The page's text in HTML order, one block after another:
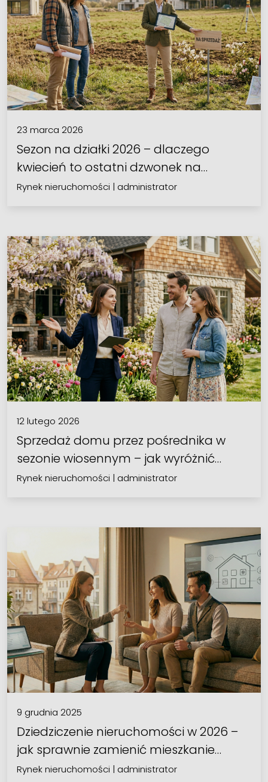
23 marca 2026
Sezon na działki 2026 – dlaczego
kwiecień to ostatni dzwonek na…
Rynek nieruchomości | administrator
12 lutego 2026
Sprzedaż domu przez pośrednika w
sezonie wiosennym – jak wyróżnić…
Rynek nieruchomości | administrator
9 grudnia 2025
Dziedziczenie nieruchomości w 2026 –
jak sprawnie zamienić mieszkanie…
Rynek nieruchomości | administrator